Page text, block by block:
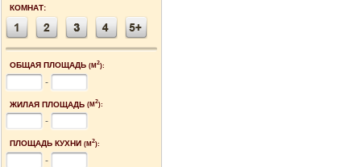
КОМНАТ:
ОБЩАЯ ПЛОЩАДЬ (М2):
-
ЖИЛАЯ ПЛОЩАДЬ (М2):
-
ПЛОЩАДЬ КУХНИ (М2):
-